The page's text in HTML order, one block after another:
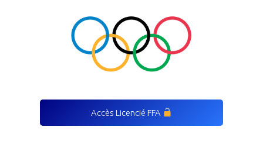
Accès Licencié FFA